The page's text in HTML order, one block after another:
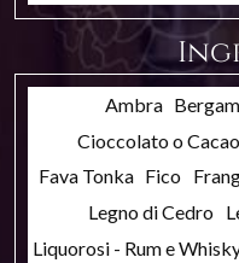
Ambra
Cioccolato o Cacao
Fava Tonka Fico
Legno di Cedro
Liquorosi - Rum e